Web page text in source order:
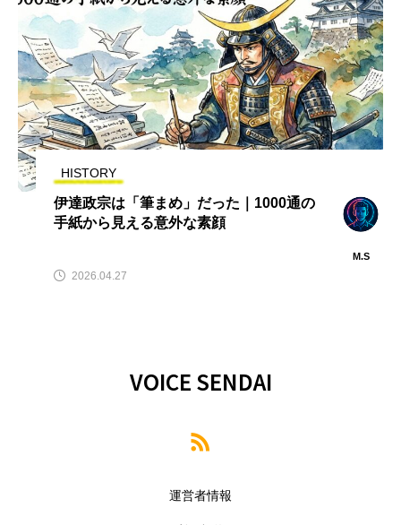
HISTORY
伊達政宗は「筆まめ」だった｜1000通の
手紙から見える意外な素顔
M.S
2026.04.27
VOICE SENDAI
運営者情報